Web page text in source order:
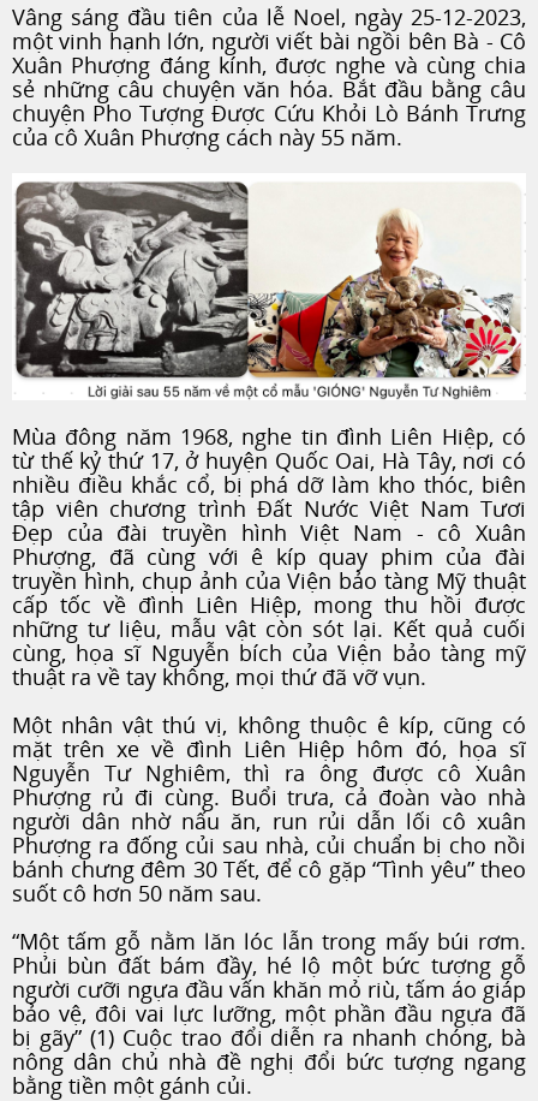
Vâng sáng đầu tiên của lễ Noel, ngày 25-12-2023,
một vinh hạnh lớn, người viết bài ngồi bên Bà - Cô
Xuân Phượng đáng kính, được nghe và cùng chia
sẻ những câu chuyện văn hóa. Bắt đầu bằng câu
chuyện Pho Tượng Được Cứu Khỏi Lò Bánh Trưng
của cô Xuân Phượng cách này 55 năm.
Mùa đông năm 1968, nghe tin đình Liên Hiệp, có
từ thế kỷ thứ 17, ở huyện Quốc Oai, Hà Tây, nơi có
nhiều điều khắc cổ, bị phá dỡ làm kho thóc, biên
tập viên chương trình Đất Nước Việt Nam Tươi
Đẹp của đài truyền hình Việt Nam - cô Xuân
Phượng, đã cùng với ê kíp quay phim của đài
truyền hình, chụp ảnh của Viện bảo tàng Mỹ thuật
cấp tốc về đình Liên Hiệp, mong thu hồi được
những tư liệu, mẫu vật còn sót lại. Kết quả cuối
cùng, họa sĩ Nguyễn bích của Viện bảo tàng mỹ
thuật ra về tay không, mọi thứ đã vỡ vụn.
Một nhân vật thú vị, không thuộc ê kíp, cũng có
mặt trên xe về đình Liên Hiệp hôm đó, họa sĩ
Nguyễn Tư Nghiêm, thì ra ông được cô Xuân
Phượng rủ đi cùng. Buổi trưa, cả đoàn vào nhà
người dân nhờ nấu ăn, run rủi dẫn lối cô xuân
Phượng ra đống củi sau nhà, củi chuẩn bị cho nồi
bánh chưng đêm 30 Tết, để cô gặp “Tình yêu” theo
suốt cô hơn 50 năm sau.
“Một tấm gỗ nằm lăn lóc lẫn trong mấy búi rơm.
Phủi bùn đất bám đầy, hé lộ một bức tượng gỗ
người cưỡi ngựa đầu vấn khăn mỏ riù, tấm áo giáp
bảo vệ, đôi vai lực lưỡng, một phần đầu ngựa đã
bị gãy” (1) Cuộc trao đổi diễn ra nhanh chóng, bà
nông dân chủ nhà đề nghị đổi bức tượng ngang
bằng tiền một gánh củi.